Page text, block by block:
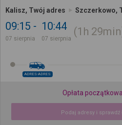
Kalisz, Twój adres Szczerkowo,
09:15
07 sierpnia
10:44
07 sierpnia
1h 29min
ADRES-ADRES
Opłata początkowa
Podaj adresy i sprawdź